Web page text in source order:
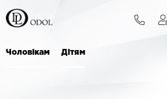
Чоловікам Дітям